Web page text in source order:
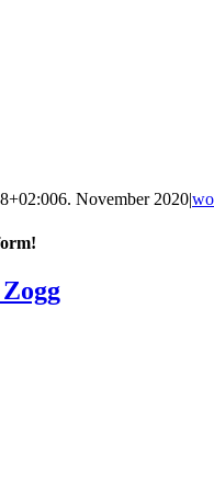
6. November 2020|